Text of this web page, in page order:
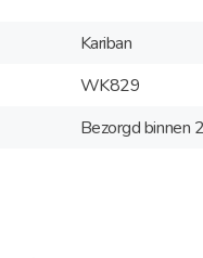
Kariban
WK829
Bezorgd binnen